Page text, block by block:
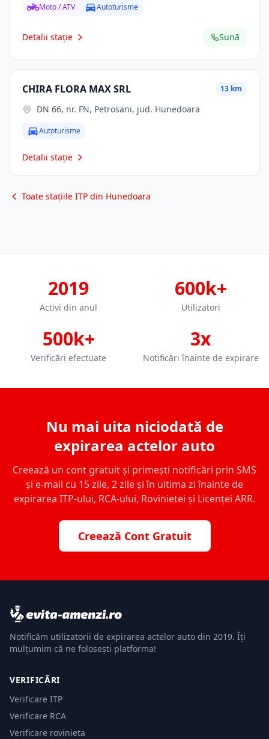
Moto / ATV Autoturisme
Detalii stație Sună
CHIRA FLORA MAX SRL 13 km
DN 66, nr. FN, Petrosani, jud. Hunedoara
Autoturisme
Detalii stație
Toate stațiile ITP din Hunedoara
2019
Activi din anul
600k+
Utilizatori
500k+
Verificări efectuate
3x
Notificări înainte de expirare
Nu mai uita niciodată de
expirarea actelor auto
Creează un cont gratuit și primești notificări prin SMS
și e-mail cu 15 zile, 2 zile și în ultima zi înainte de
expirarea ITP-ului, RCA-ului, Rovinietei și Licenței ARR.
Creează Cont Gratuit
Notificăm utilizatorii de expirarea actelor auto din 2019. Îți
mulțumim că ne folosești platforma!
VERIFICĂRI
Verificare ITP
Verificare RCA
Verificare rovinieta